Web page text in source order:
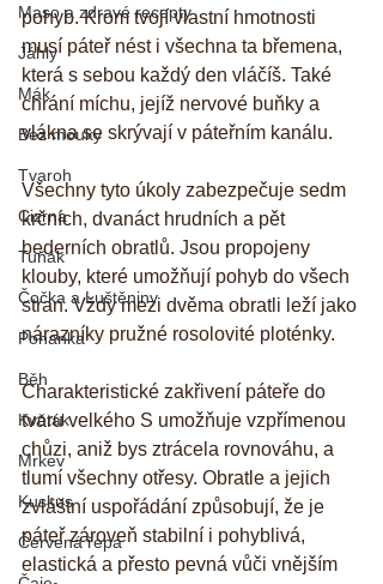
Maso a zdravé recepty
Jáhly
Mák
Bez mouky
Tvaroh
Cizrna
Tuňák
Čočka a Luštěniny
Pohanka
Běh
Květák
Mrkev
Kuskus
Červená řepa
pohyb. Krom tvojí vlastní hmotnosti
musí páteř nést i všechna ta břemena,
která s sebou každý den vláčíš. Také
chrání míchu, jejíž nervové buňky a
vlákna se skrývají v páteřním kanálu.
Všechny tyto úkoly zabezpečuje sedm
krčních, dvanáct hrudních a pět
bederních obratlů. Jsou propojeny
klouby, které umožňují pohyb do všech
stran. Vždy mezi dvěma obratli leží jako
nárazníky pružné rosolovité ploténky.
Charakteristické zakřivení páteře do
tvaru velkého S umožňuje vzpřímenou
chůzi, aniž bys ztrácela rovnováhu, a
tlumí všechny otřesy. Obratle a jejich
zvláštní uspořádání způsobují, že je
páteř zároveň stabilní i pohyblivá,
elastická a přesto pevná vůči vnějším